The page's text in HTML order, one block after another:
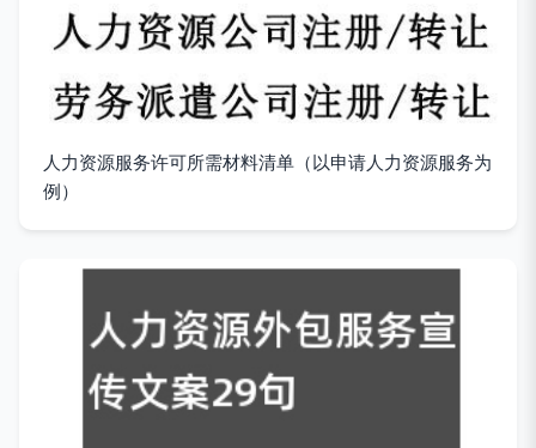
人力资源服务许可所需材料清单（以申请人力资源服务为
例）